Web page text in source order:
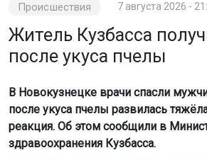
Происшествия 7 августа 2026 -
Житель Кузбасса
после укуса пчелы
В Новокузнецке врачи спасли
после укуса пчелы развилась
реакция. Об этом сообщили в
здравоохранения Кузбасса.